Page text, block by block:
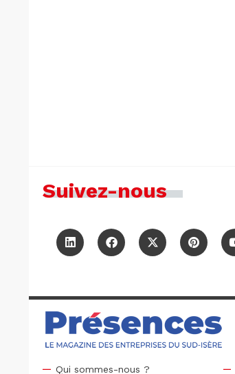
Suivez-nous
Qui sommes-nous ?